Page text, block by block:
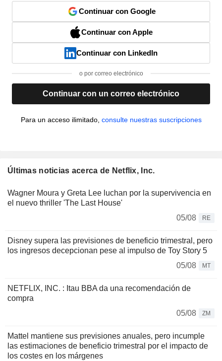
Continuar con Google
Continuar con Apple
Continuar con LinkedIn
o por correo electrónico
Continuar con un correo electrónico
Para un acceso ilimitado, consulte nuestras suscripciones
Últimas noticias acerca de Netflix, Inc.
Wagner Moura y Greta Lee luchan por la supervivencia en
el nuevo thriller 'The Last House'
05/08
RE
Disney supera las previsiones de beneficio trimestral, pero
los ingresos decepcionan pese al impulso de Toy Story 5
05/08
MT
NETFLIX, INC. : Itau BBA da una recomendación de
compra
05/08
ZM
Mattel mantiene sus previsiones anuales, pero incumple
las estimaciones de beneficio trimestral por el impacto de
los costes en los márgenes